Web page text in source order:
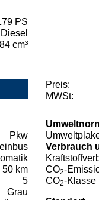
PS
Diesel
cm³
Preis:
MWSt:
Pkw
50 km
5
Grau
Verbrauch
CO2-
CO2-Klasse